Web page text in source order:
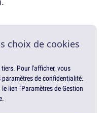
choix de cookies
Pour l'afficher, vous
de confidentialité.
lien "Paramètres de Gestion